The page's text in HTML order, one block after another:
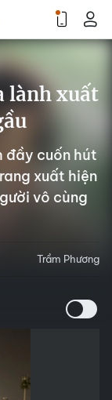
lành xuất
đầy cuốn hút
xuất hiện
vô cùng
Trầm Phương